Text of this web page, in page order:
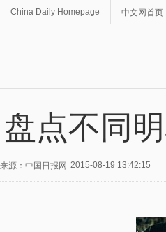
China Daily Homepage 中文网首页
盘点不同
来源：中国日报网 2015-08-19 13:42:15